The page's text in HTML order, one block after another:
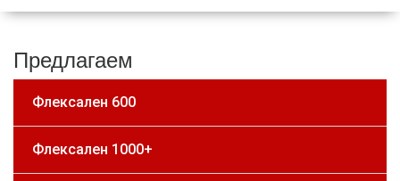
Предлагаем
Флексален 600
Флексален 1000+